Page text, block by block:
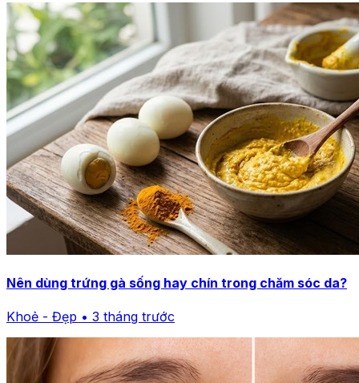
Nên dùng trứng gà sống hay chín trong chăm sóc da?
Khoẻ - Đẹp • 3 tháng trước